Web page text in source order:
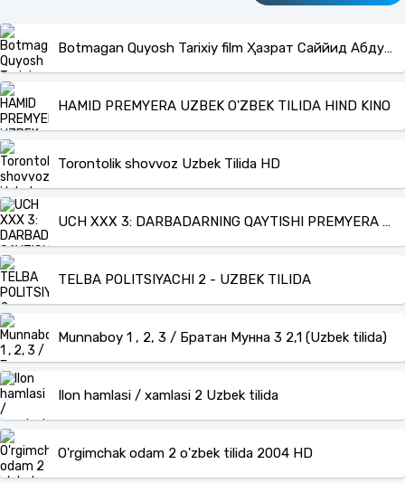
Botmagan Quyosh Tarixiy film Ҳазрат Саййид Абдулқодир Ғилоний haqida
HAMID PREMYERA UZBEK O'ZBEK TILIDA HIND KINO
Torontolik shovvoz Uzbek Tilida HD
UCH XXX 3: DARBADARNING QAYTISHI PREMYERA KESILMAGAN ORIGINAL UZBEK O'ZBEK TILIDA Online Ko'rish va Yuklab olish
TELBA POLITSIYACHI 2 - UZBEK TILIDA
Munnaboy 1 , 2, 3 / Братан Мунна 3 2,1 (Uzbek tilida)
Ilon hamlasi / xamlasi 2 Uzbek tilida
O'rgimchak odam 2 o'zbek tilida 2004 HD